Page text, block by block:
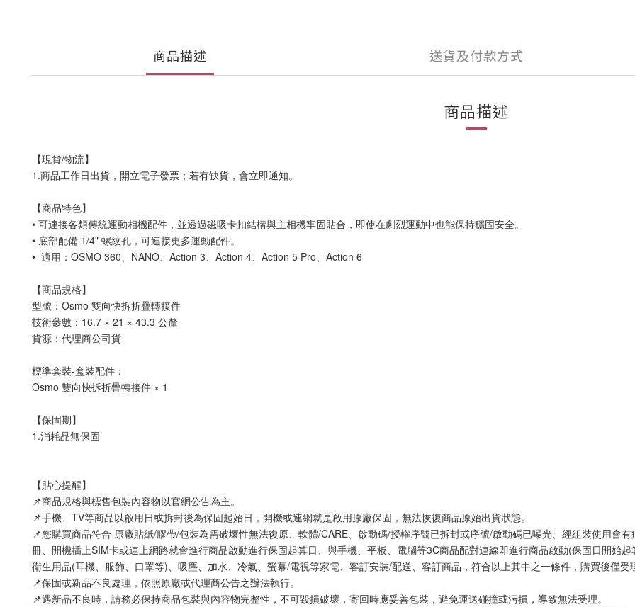
商品描述 送貨及付款方式
商品描述
【現貨/物流】
1.商品工作日出貨，開立電子發票；若有缺貨，會立即通知。
【商品特色】
• 可連接各類傳統運動相機配件，並透過磁吸卡扣結構與主相機牢固貼合，即使在劇烈運動中也能保持穩固安全。
• 底部配備 1/4" 螺紋孔，可連接更多運動配件。
• 適用：OSMO 360、NANO、Action 3、Action 4、Action 5 Pro、Action 6
【商品規格】
型號：Osmo 雙向快拆折疊轉接件
技術參數：16.7 × 21 × 43.3 公釐
貨源：代理商公司貨
標準套裝-盒裝配件：
Osmo 雙向快拆折疊轉接件 × 1
【保固期】
1.消耗品無保固
【貼心提醒】
📌商品規格與標售包裝內容物以官網公告為主。
📌手機、TV等商品以啟用日或拆封後為保固起始日，開機或連網就是啟用原廠保固，無法恢復商品原始出貨狀態。
📌您購買商品符合 原廠貼紙/膠帶/包裝為需破壞性無法復原、軟體/CARE、啟動碼/授權序號已拆封或序號/啟動碼已曝光、經組裝使用會
冊、開機插上SIM卡或連上網路就會進行商品啟動進行保固起算日、與手機、平板、電腦等3C商品配對連線即進行商品啟動(保固日開始
衛生用品(耳機、服飾、口罩等)、吸塵、加水、冷氣、螢幕/電視等家電、客訂安裝/配送、客訂商品，符合以上其中之一條件，購買後僅
📌保固或新品不良處理，依照原廠或代理商公告之辦法執行。
📌遇新品不良時，請務必保持商品包裝與內容物完整性，不可毀損破壞，寄回時應妥善包裝，避免運送碰撞或污損，導致無法受理。